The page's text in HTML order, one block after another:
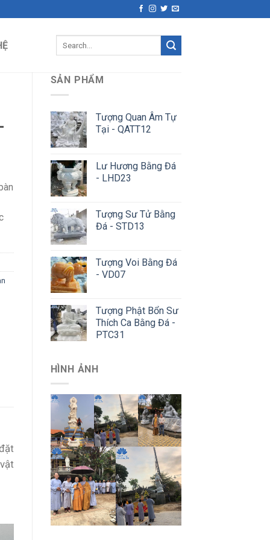
SẢN PHẨM
Tượng Quan Âm Tự
Tại - QATT12
Lư Hương Bằng Đá
- LHD23
Tượng Sư Tử Bằng
Đá - STD13
Tượng Voi Bằng Đá
- VD07
Tượng Phật Bổn Sư
Thích Ca Bằng Đá -
PTC31
HÌNH ẢNH